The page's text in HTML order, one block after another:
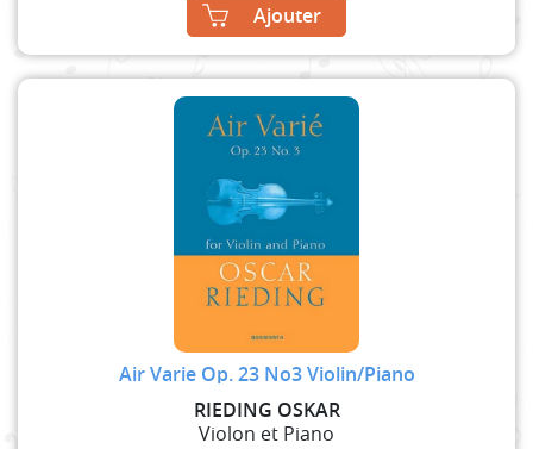
Ajouter
Air Varie Op. 23 No3 Violin/Piano
RIEDING OSKAR
Violon et Piano